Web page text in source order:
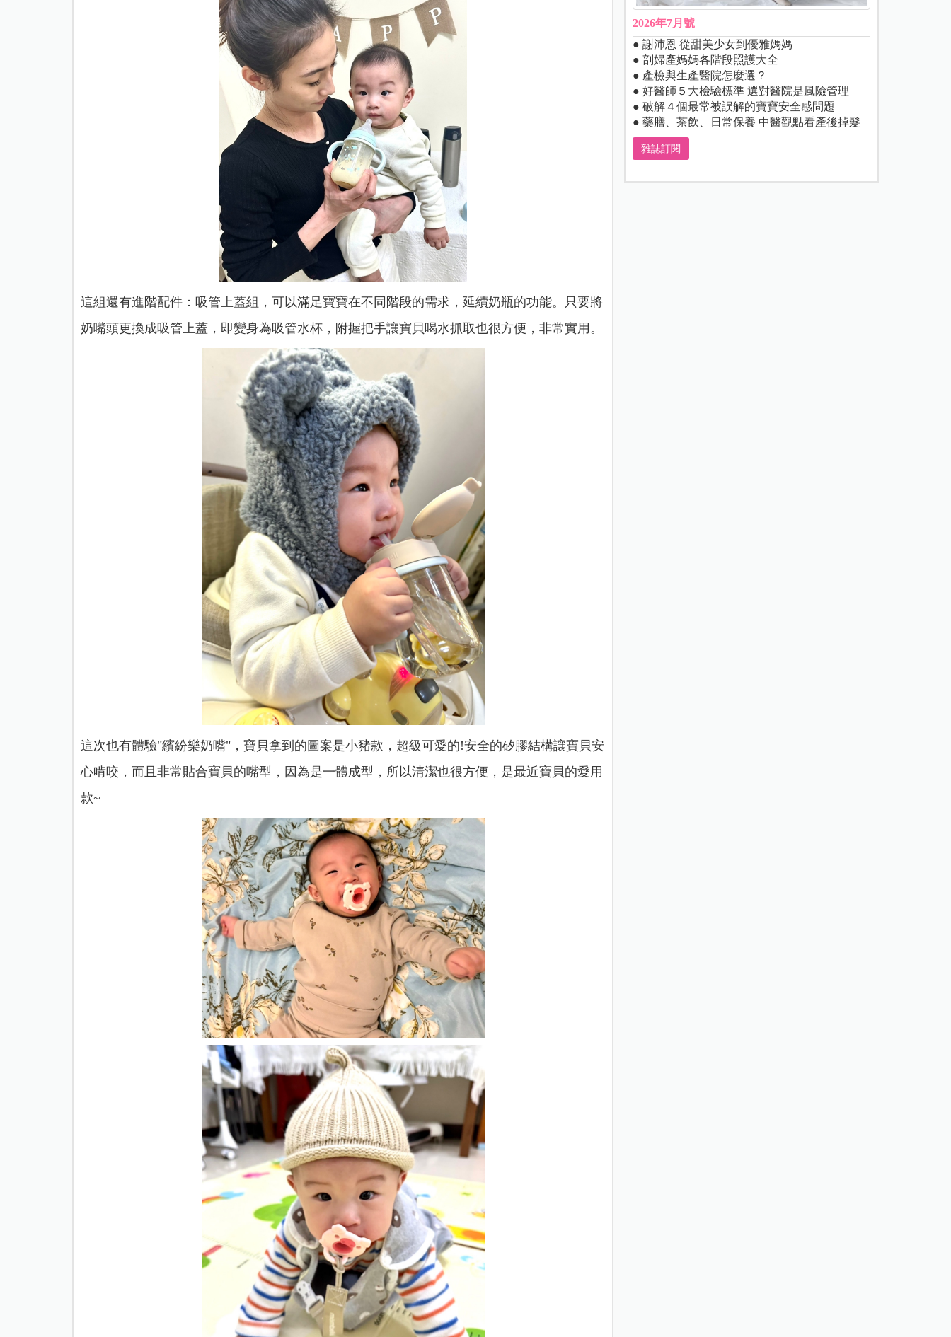
這組還有進階配件：吸管上蓋組，可以滿足寶寶在不同階段的需求，延續奶瓶的功能。只要將
奶嘴頭更換成吸管上蓋，即變身為吸管水杯，附握把手讓寶貝喝水抓取也很方便，非常實用 。
這次也有體驗"繽紛樂奶嘴"，寶貝拿到的圖案是小豬款，超級可愛的!安全的矽膠結構讓寶貝安
心啃咬，而且非常貼合寶貝的嘴型，因為是一體成型，所以清潔也很方便，是最近寶貝的愛用
款~
2026年7月號
● 謝沛恩 從甜美少女到優雅媽媽
● 剖婦產媽媽各階段照護大全
● 產檢與生產醫院怎麼選？
● 好醫師５大檢驗標準 選對醫院是風險管理
● 破解４個最常被誤解的寶寶安全感問題
● 藥膳、茶飲、日常保養 中醫觀點看產後掉髮
雜誌訂閱